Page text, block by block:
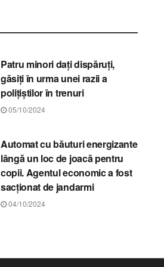
Patru minori dați dispăruți,
găsiți în urma unei razii a
polițiștilor în trenuri
05/10/2024
Automat cu băuturi energizante
lângă un loc de joacă pentru
copii. Agentul economic a fost
sacționat de jandarmi
04/10/2024